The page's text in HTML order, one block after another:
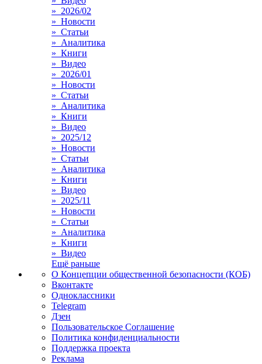
» 2026/02
» Новости
» Статьи
» Аналитика
» Книги
» Видео
» 2026/01
» Новости
» Статьи
» Аналитика
» Книги
» Видео
» 2025/12
» Новости
» Статьи
» Аналитика
» Книги
» Видео
» 2025/11
» Новости
» Статьи
» Аналитика
» Книги
» Видео
Ещё раньше
О Концепции общественной безопасности (КОБ)
Вконтакте
Одноклассники
Telegram
Дзен
Пользовательское Соглашение
Политика конфиденциальности
Поддержка проекта
Реклама